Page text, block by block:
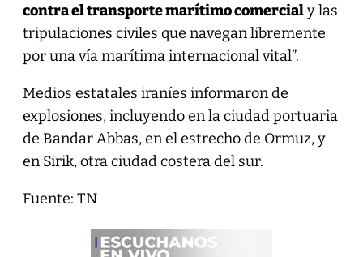
contra el transporte marítimo comercialy las
tripulaciones civiles que navegan libremente
por una vía marítima internacional vital”.
Medios estatales iraníes informaron de
explosiones, incluyendo en la ciudad portuaria
de Bandar Abbas, en el estrecho de Ormuz, y
en Sirik, otra ciudad costera del sur.
Fuente: TN